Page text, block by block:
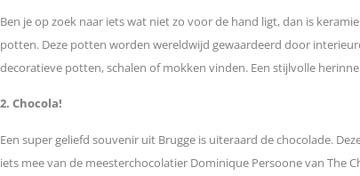
Ben je op zoek naar iets wat niet zo voor de hand ligt, dan is
potten. Deze potten worden wereldwijd gewaardeerd door
decoratieve potten, schalen of mokken vinden. Een stijlvolle
2. Chocola!
Een super geliefd souvenir uit Brugge is uiteraard de chocolade.
iets mee van de meesterchocolatier Dominique Persoone van The